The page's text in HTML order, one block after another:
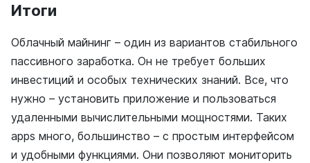
Итоги
Облачный майнинг – один из вариантов стабильного
пассивного заработка. Он не требует больших
инвестиций и особых технических знаний. Все, что
нужно – установить приложение и пользоваться
удаленными вычислительными мощностями. Таких
apps много, большинство – с простым интерфейсом
и удобными функциями. Они позволяют мониторить